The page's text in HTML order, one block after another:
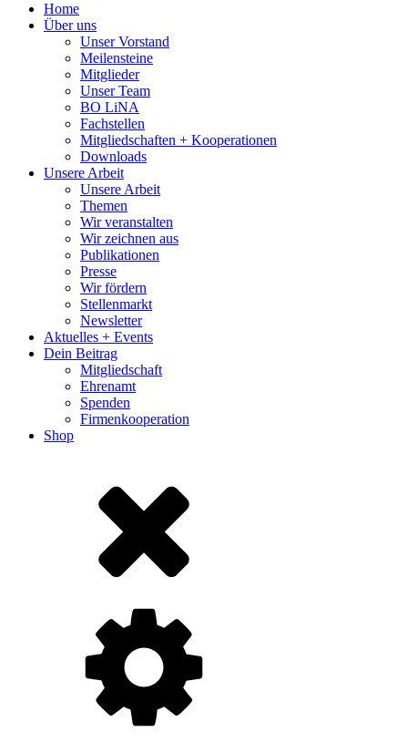
Home
Über uns
Unser Vorstand
Meilensteine
Mitglieder
Unser Team
BO LiNA
Fachstellen
Mitgliedschaften + Kooperationen
Downloads
Unsere Arbeit
Unsere Arbeit
Themen
Wir veranstalten
Wir zeichnen aus
Publikationen
Presse
Wir fördern
Stellenmarkt
Newsletter
Aktuelles + Events
Dein Beitrag
Mitgliedschaft
Ehrenamt
Spenden
Firmenkooperation
Shop